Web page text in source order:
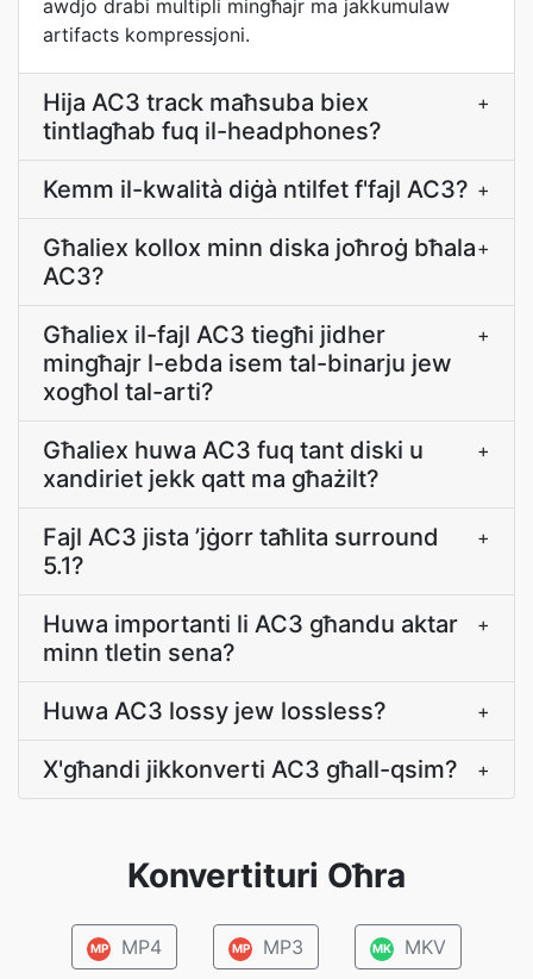
awdjo drabi multipli mingħajr ma jakkumulaw
artifacts kompressjoni.
Hija AC3 track maħsuba biex
tintlagħab fuq il-headphones?
+
Kemm il-kwalità diġà ntilfet f'fajl AC3? +
Għaliex kollox minn diska joħroġ bħala
AC3?
+
Għaliex il-fajl AC3 tiegħi jidher
mingħajr l-ebda isem tal-binarju jew
xogħol tal-arti?
+
Għaliex huwa AC3 fuq tant diski u
xandiriet jekk qatt ma għażilt?
+
Fajl AC3 jista ’jġorr taħlita surround
5.1?
+
Huwa importanti li AC3 għandu aktar
minn tletin sena?
+
Huwa AC3 lossy jew lossless? +
X'għandi jikkonverti AC3 għall-qsim? +
Konvertituri Oħra
MP MP4 MP MP3 MK MKV